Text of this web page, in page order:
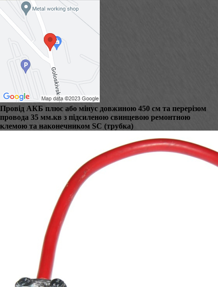
Провід АКБ плюс або мінус довжиною 450 см та перерізом
провода 35 мм.кв з підсиленою свинцевою ремонтною
клемою та наконечником SC (трубка)